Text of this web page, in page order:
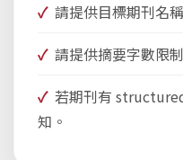
請提供目標期刊名
請提供摘要字數限
若期刊有
知。